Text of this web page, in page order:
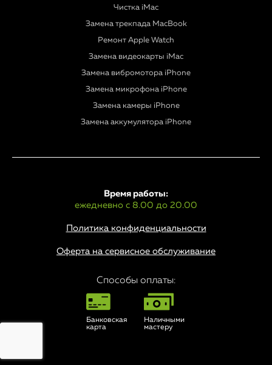
Чистка iMac
Замена трекпада MacBook
Ремонт Apple Watch
Замена видеокарты iMac
Замена вибромотора iPhone
Замена микрофона iPhone
Замена камеры iPhone
Замена аккумулятора iPhone
Политика конфиденциальности
Время работы:
ежедневно с 8.00 до 20.00
Оферта на сервисное обслуживание
Способы оплаты:
Банковская
карта
Наличными
мастеру